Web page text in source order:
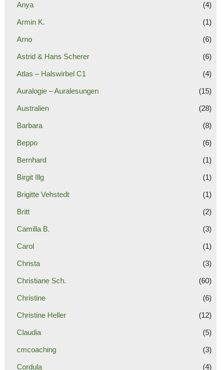
Anya (4)
Armin K. (1)
Arno (6)
Astrid & Hans Scherer (6)
Atlas – Halswirbel C1 (4)
Auralogie – Auralesungen (15)
Australien (28)
Barbara (8)
Beppo (6)
Bernhard (1)
Birgit Illg (1)
Brigitte Vehstedt (1)
Britt (2)
Camilla B. (3)
Carol (1)
Christa (3)
Christiane Sch. (60)
Christine (6)
Christine Heller (12)
Claudia (5)
cmcoaching (3)
Cordula (4)